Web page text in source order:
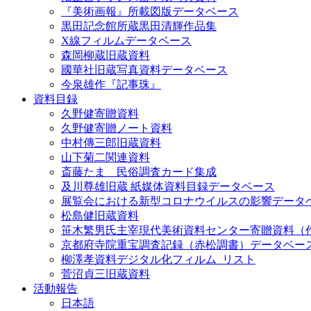
『美術画報』所載図版データベース
黒田記念館所蔵黒田清輝作品集
X線フィルムデータベース
森岡柳蔵旧蔵資料
國華社旧蔵写真資料データベース
今泉雄作『記事珠』
資料目録
久野健寄贈資料
久野健寄贈ノート資料
中村傳三郎旧蔵資料
山下菊二関連資料
斎藤たま 民俗調査カード集成
及川尊雄旧蔵 紙媒体資料目録データベース
展覧会における新型コロナウイルスの影響データ
松島健旧蔵資料
笹木繁男氏主宰現代美術資料センター寄贈資料（
京都府寺院重宝調査記録（赤松調書）データベー
柳澤孝資料デジタル化フィルム_リスト
菅沼貞三旧蔵資料
活動報告
日本語